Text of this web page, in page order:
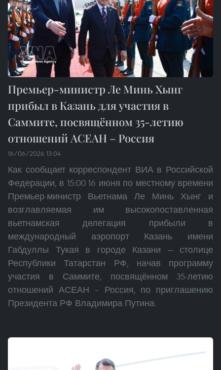
Премьер-министр Ле Минь Хынг
прибыл в Казань для участия в
Саммите, посвящённом 35-летию
отношений АСЕАН – Россия
16/06/2026 13:04
Как сообщает корреспондент ВИА в Российской
Федерации, в 15:00 16 июня по местному времени
Премьер-министр Вьетнама Ле Минь Хынг и
возглавляемая им высокопоставленная
вьетнамская делегация прибыли в
международный аэропорт Казань имени
Габдуллы Тукая в городе Казани — столице
Республики Татарстан РФ, начав программу
участия в Саммите, посвящённом 35-летию
отношений АСЕАН – Россия, по приглашению
Президента РФ Владимира Путина.